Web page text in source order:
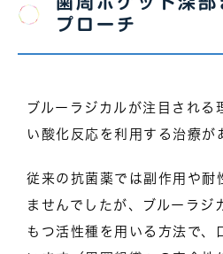
プローチ
ブルーラジカルが注目される
い酸化反応を利用する治療が
従来の抗菌薬では副作用や耐
ませんでしたが、ブルーラジ
もつ活性種を用いる方法で、